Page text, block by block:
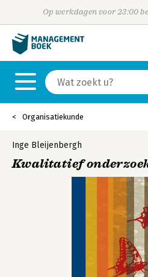
Op werkdagen voor 23:00
Organisatiekunde
Inge Bleijenbergh
Kwalitatief